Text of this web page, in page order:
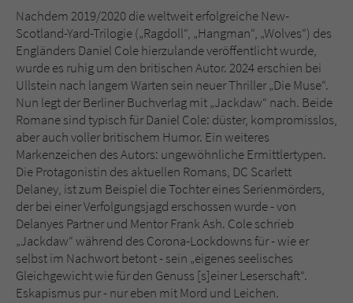
Nachdem 2019/2020 die weltweit erfolgreiche New-
Scotland-Yard-Trilogie („Ragdoll“, „Hangman“, „Wolves“) des
Engländers Daniel Cole hierzulande veröffentlicht wurde,
wurde es ruhig um den britischen Autor. 2024 erschien bei
Ullstein nach langem Warten sein neuer Thriller „Die Muse“.
Nun legt der Berliner Buchverlag mit „Jackdaw“ nach. Beide
Romane sind typisch für Daniel Cole: düster, kompromisslos,
aber auch voller britischem Humor. Ein weiteres
Markenzeichen des Autors: ungewöhnliche Ermittlertypen.
Die Protagonistin des aktuellen Romans, DC Scarlett
Delaney, ist zum Beispiel die Tochter eines Serienmörders,
der bei einer Verfolgungsjagd erschossen wurde - von
Delanyes Partner und Mentor Frank Ash. Cole schrieb
„Jackdaw“ während des Corona-Lockdowns für - wie er
selbst im Nachwort betont - sein „eigenes seelisches
Gleichgewicht wie für den Genuss [s]einer Leserschaft“.
Eskapismus pur - nur eben mit Mord und Leichen.